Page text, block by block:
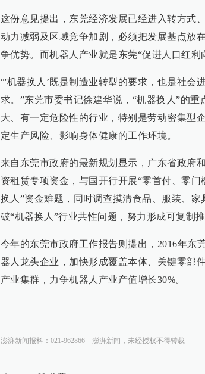
这份意见提出，东莞经济发展已经进入转方式
动力减弱及区域竞争加剧，必须把发展基点放
争优势。而机器人产业就是东莞“促进人口红利
“'机器换人’既是制造业转型的要求，也是社会
求。”东莞市委书记徐建华说，“机器换人”的
大、有一定危险性的行业，特别是劳动密集型
定生产风险、影响身体健康的工作环境。
来自东莞市政府的最新规划显示，广东省政府
资租赁专项资金，与国开行开展“零首付、零
换人”资金难题，同时调查摸清食品、服装、
破“机器换人”行业共性问题，努力形成可复制
今年的东莞市政府工作报告则提出，2016年东
器人龙头企业，加快形成覆盖本体、关键零部
产业集群，力争机器人产业产值增长30%。
澎湃新闻报料：021-962866 澎湃新闻，未经授权不得转载